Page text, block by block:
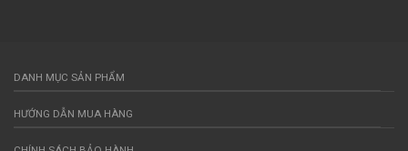
DANH MỤC SẢN PHẨM
HƯỚNG DẪN MUA HÀNG